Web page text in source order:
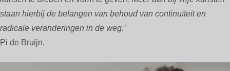
staan hierbij de belangen van behoud van continuïteit en
radicale veranderingen in de weg.’
Pi de Bruijn.